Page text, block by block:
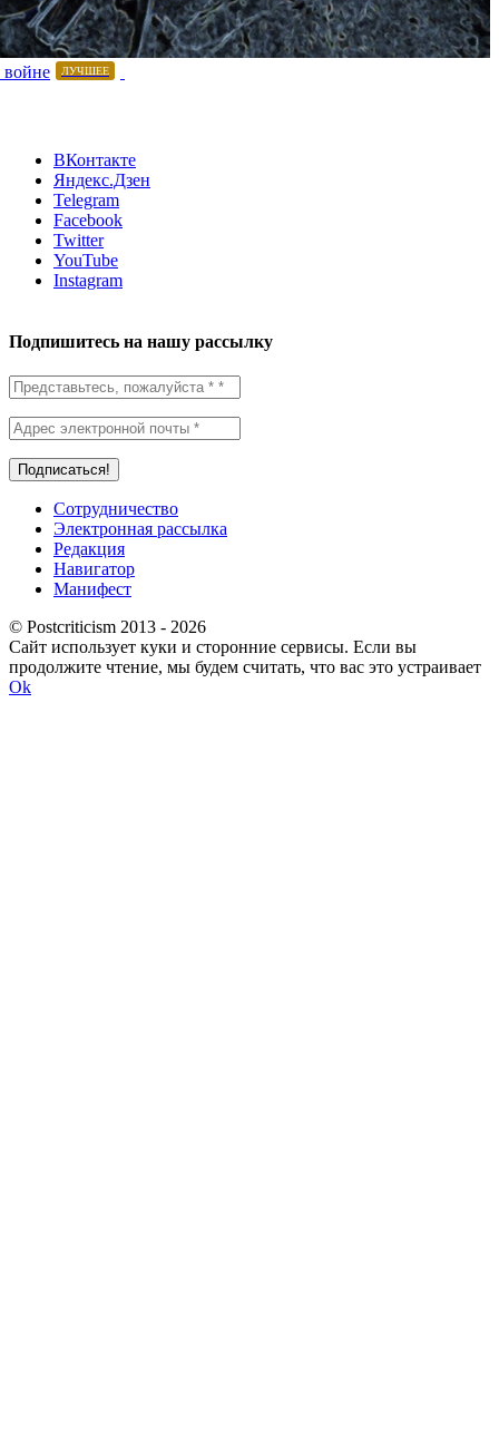
ЛУЧШЕЕ
ВКонтакте
Яндекс.Дзен
Telegram
Facebook
Twitter
YouTube
Instagram
Подпишитесь на нашу рассылку
Сотрудничество
Электронная рассылка
Редакция
Навигатор
Манифест
© Postcriticism 2013 - 2026
Сайт использует куки и сторонние сервисы. Если вы
продолжите чтение, мы будем считать, что вас это устраивает
Ok